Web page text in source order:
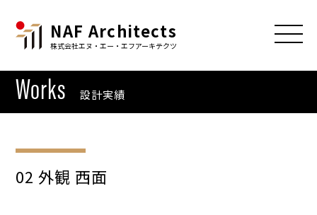
NAF Architects
株式会社エヌ・エー・エフアーキテクツ
Works 設計実績
02 外観 西面